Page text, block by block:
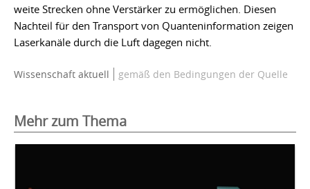
weite Strecken ohne Verstärker zu ermöglichen. Diesen
Nachteil für den Transport von Quanteninformation zeigen
Laserkanäle durch die Luft dagegen nicht.
Wissenschaft aktuell gemäß den Bedingungen der Quelle
Mehr zum Thema